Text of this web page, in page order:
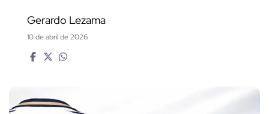
Gerardo Lezama
10 de abril de 2026